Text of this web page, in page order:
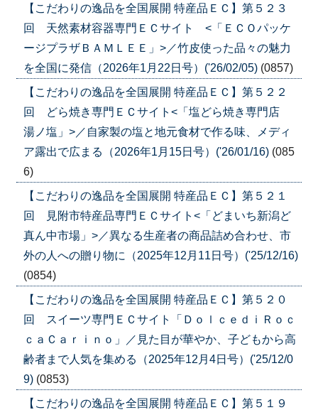
【こだわりの逸品を全国展開 特産品ＥＣ】第５２３
回 天然素材容器専門ＥＣサイト <「ＥＣＯパッケ
ージプラザＢＡＭＬＥＥ」>／竹皮使った品々の魅力
を全国に発信（2026年1月22日号）('26/02/05) (0857)
【こだわりの逸品を全国展開 特産品ＥＣ】第５２２
回 どら焼き専門ＥＣサイト<「塩どら焼き専門店
湯ノ塩」>／自家製の塩と地元食材で作る味、メディ
ア露出で広まる（2026年1月15日号）('26/01/16) (085
6)
【こだわりの逸品を全国展開 特産品ＥＣ】第５２１
回 見附市特産品専門ＥＣサイト<「どまいち新潟ど
真ん中市場」>／異なる生産者の商品詰め合わせ、市
外の人への贈り物に（2025年12月11日号）('25/12/16)
(0854)
【こだわりの逸品を全国展開 特産品ＥＣ】第５２０
回 スイーツ専門ＥＣサイト「ＤｏｌｃｅｄｉＲｏｃ
ｃａＣａｒｉｎｏ」／見た目が華やか、子どもから高
齢者まで人気を集める（2025年12月4日号）('25/12/0
9) (0853)
【こだわりの逸品を全国展開 特産品ＥＣ】第５１９